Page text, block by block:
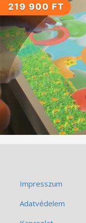
Impresszum
Adatvédelem